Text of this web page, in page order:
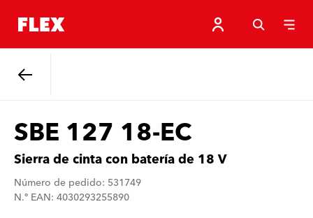
SBE 127 18-EC
Sierra de cinta con batería de 18 V
Número de pedido: 531749
N.º EAN: 4030293255890